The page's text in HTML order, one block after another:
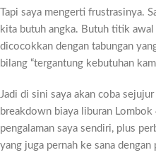
Tapi saya mengerti frustrasinya.
kita butuh angka. Butuh titik
dicocokkan dengan tabungan
bilang “tergantung kebutuhan
Jadi di sini saya akan coba
breakdown biaya liburan Lombok
pengalaman saya sendiri, plus
yang juga pernah ke sana